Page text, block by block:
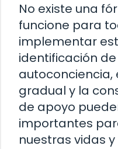
No existe una
funcione para
implementar
identificación
gradual y la
de apoyo
importantes
nuestras vidas